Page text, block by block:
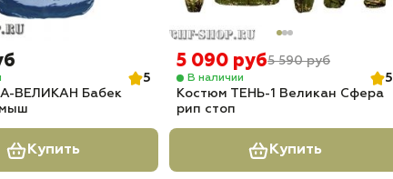
5
ВЕЛИКАН Бабек
Купить
5 090 руб5 590 руб
В наличии
5
Костюм ТЕНЬ-1 Великан Сфера
рип стоп
Купить